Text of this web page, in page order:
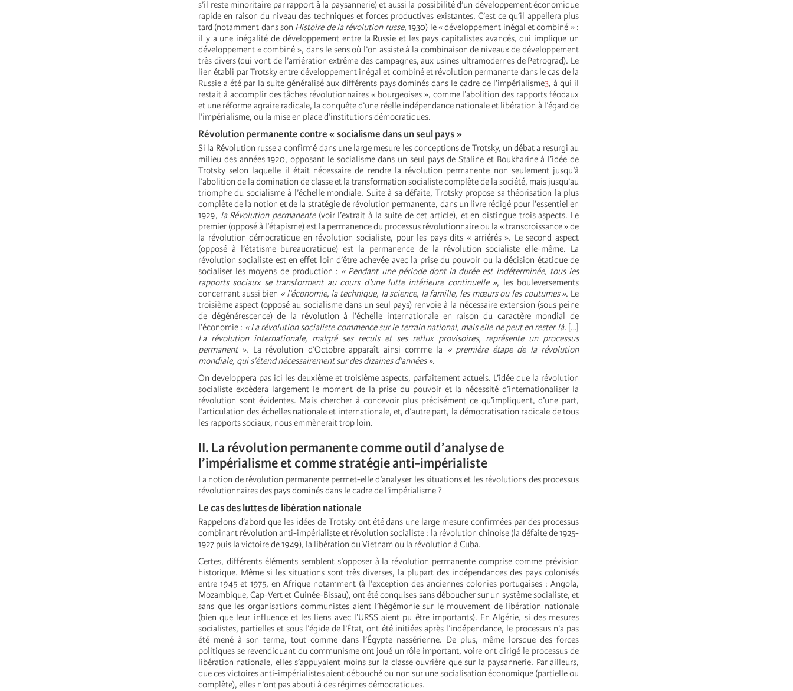
s’il reste minoritaire par rapport à la paysannerie) et aussi la possibilité d’un développement économique
rapide en raison du niveau des techniques et forces productives existantes. C’est ce qu’il appellera plus
tard (notamment dans son Histoire de la révolution russe, 1930) le « développement inégal et combiné » :
il y a une inégalité de développement entre la Russie et les pays capitalistes avancés, qui implique un
développement « combiné », dans le sens où l’on assiste à la combinaison de niveaux de développement
très divers (qui vont de l’arriération extrême des campagnes, aux usines ultramodernes de Petrograd). Le
lien établi par Trotsky entre développement inégal et combiné et révolution permanente dans le cas de la
Russie a été par la suite généralisé aux différents pays dominés dans le cadre de l’impérialisme3, à qui il
restait à accomplir des tâches révolutionnaires « bourgeoises », comme l’abolition des rapports féodaux
et une réforme agraire radicale, la conquête d’une réelle indépendance nationale et libération à l’égard de
l’impérialisme, ou la mise en place d’institutions démocratiques.
Révolution permanente contre « socialisme dans un seul pays »
Si la Révolution russe a confirmé dans une large mesure les conceptions de Trotsky, un débat a resurgi au
milieu des années 1920, opposant le socialisme dans un seul pays de Staline et Boukharine à l’idée de
Trotsky selon laquelle il était nécessaire de rendre la révolution permanente non seulement jusqu’à
l’abolition de la domination de classe et la transformation socialiste complète de la société, mais jusqu’au
triomphe du socialisme à l’échelle mondiale. Suite à sa défaite, Trotsky propose sa théorisation la plus
complète de la notion et de la stratégie de révolution permanente, dans un livre rédigé pour l’essentiel en
1929, la Révolution permanente(voir l’extrait à la suite de cet article), et en distingue trois aspects. Le
premier (opposé à l’étapisme) est la permanence du processus révolutionnaire ou la « transcroissance » de
la révolution démocratique en révolution socialiste, pour les pays dits « arriérés ». Le second aspect
(opposé à l’étatisme bureaucratique) est la permanence de la révolution socialiste elle-même. La
révolution socialiste est en effet loin d’être achevée avec la prise du pouvoir ou la décision étatique de
socialiser les moyens de production : « Pendant une période dont la durée est indéterminée, tous les
rapports sociaux se transforment au cours d’une lutte intérieure continuelle », les bouleversements
concernant aussi bien « l’économie, la technique, la science, la famille, les mœurs ou les coutumes ». Le
troisième aspect (opposé au socialisme dans un seul pays) renvoie à la nécessaire extension (sous peine
de dégénérescence) de la révolution à l’échelle internationale en raison du caractère mondial de
l’économie : « La révolution socialiste commence sur le terrain national, mais elle ne peut en rester là. […]
La révolution internationale, malgré ses reculs et ses reflux provisoires, représente un processus
permanent ». La révolution d’Octobre apparaît ainsi comme la « première étape de la révolution
mondiale, qui s’étend nécessairement sur des dizaines d’années ».
On developpera pas ici les deuxième et troisième aspects, parfaitement actuels. L’idée que la révolution
socialiste excèdera largement le moment de la prise du pouvoir et la nécessité d’internationaliser la
révolution sont évidentes. Mais chercher à concevoir plus précisément ce qu’impliquent, d’une part,
l’articulation des échelles nationale et internationale, et, d’autre part, la démocratisation radicale de tous
les rapports sociaux, nous emmènerait trop loin.
II. La révolution permanente comme outil d’analyse de
l’impérialisme et comme stratégie anti-impérialiste
La notion de révolution permanente permet-elle d’analyser les situations et les révolutions des processus
révolutionnaires des pays dominés dans le cadre de l’impérialisme ?
Le cas des luttes de libération nationale
Rappelons d’abord que les idées de Trotsky ont été dans une large mesure confirmées par des processus
combinant révolution anti-impérialiste et révolution socialiste : la révolution chinoise (la défaite de 1925-
1927 puis la victoire de 1949), la libération du Vietnam ou la révolution à Cuba.
Certes, différents éléments semblent s’opposer à la révolution permanente comprise comme prévision
historique. Même si les situations sont très diverses, la plupart des indépendances des pays colonisés
entre 1945 et 1975, en Afrique notamment (à l’exception des anciennes colonies portugaises : Angola,
Mozambique, Cap-Vert et Guinée-Bissau), ont été conquises sans déboucher sur un système socialiste, et
sans que les organisations communistes aient l’hégémonie sur le mouvement de libération nationale
(bien que leur influence et les liens avec l’URSS aient pu être importants). En Algérie, si des mesures
socialistes, partielles et sous l’égide de l’État, ont été initiées après l’indépendance, le processus n’a pas
été mené à son terme, tout comme dans l’Égypte nassérienne. De plus, même lorsque des forces
politiques se revendiquant du communisme ont joué un rôle important, voire ont dirigé le processus de
libération nationale, elles s’appuyaient moins sur la classe ouvrière que sur la paysannerie. Par ailleurs,
que ces victoires anti-impérialistes aient débouché ou non sur une socialisation économique (partielle ou
complète), elles n’ont pas abouti à des régimes démocratiques.